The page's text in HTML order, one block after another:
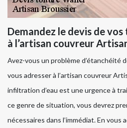
Demandez le devis de
à l’artisan couvreur
Avez-vous un problème d’étanchéité
vous adresser à l’artisan couvreur
infiltration d’eau est une urgence à
ce genre de situation, vous devrez
nécessaires dans l’immédiat. En vous